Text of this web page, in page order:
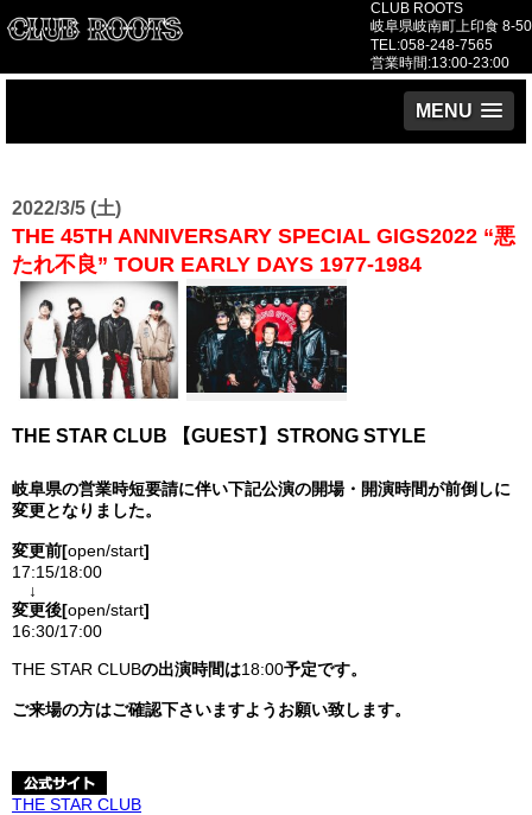
CLUB ROOTS
岐阜県岐南町上印食 8-50
TEL:058-248-7565
営業時間:13:00-23:00
MENU
2022/3/5 (土)
THE 45TH ANNIVERSARY SPECIAL GIGS2022 “悪
たれ不良” TOUR EARLY DAYS 1977-1984
THE STAR CLUB 【GUEST】STRONG STYLE
岐阜県の営業時短要請に伴い下記公演の開場・開演時間が前倒しに
変更となりました。
変更前[open/start]
17:15/18:00
↓
変更後[open/start]
16:30/17:00
THE STAR CLUBの出演時間は18:00予定です。
ご来場の方はご確認下さいますようお願い致します。
THE STAR CLUB